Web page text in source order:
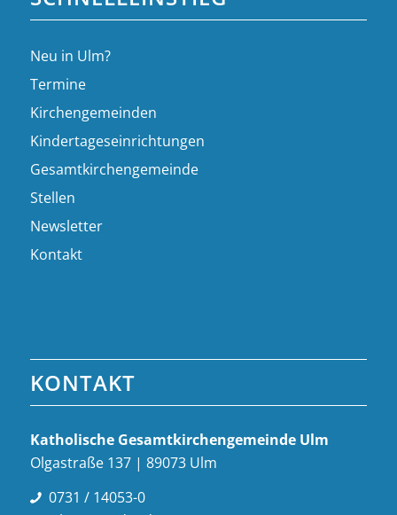
Neu in Ulm?
Termine
Kirchengemeinden
Kindertageseinrichtungen
Gesamtkirchengemeinde
Stellen
Newsletter
Kontakt
KONTAKT
Katholische Gesamt­kirchen­gemeinde Ulm
Olgastraße 137 | 89073 Ulm
0731 / 14053-0